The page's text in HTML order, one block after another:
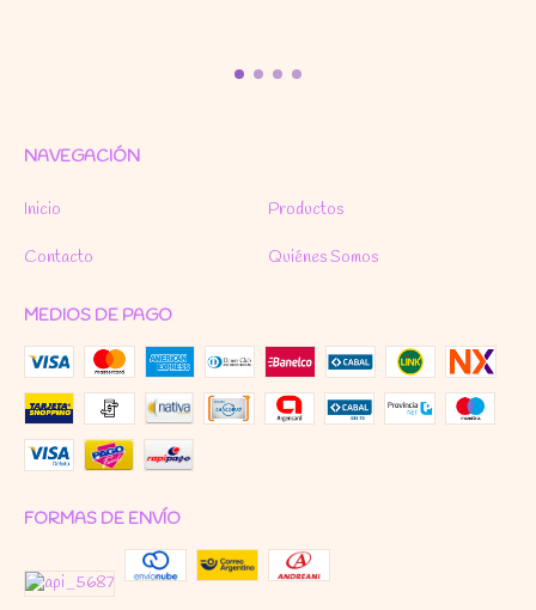
NAVEGACIÓN
Inicio Productos
Contacto Quiénes Somos
MEDIOS DE PAGO
FORMAS DE ENVÍO